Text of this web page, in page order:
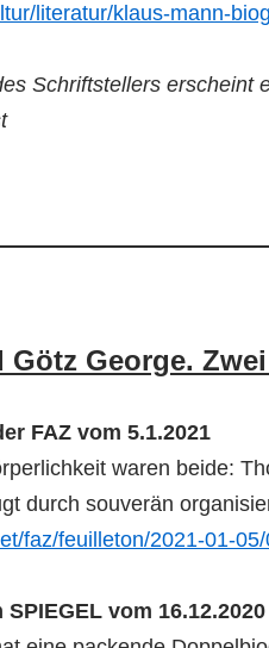
literatur/klaus-mann-
Schriftstellers erscheint
Götz George.
FAZ vom 5.1.2021
waren beide:
durch souverän
faz/feuilleton/2021-01-
vom 16.12.2020